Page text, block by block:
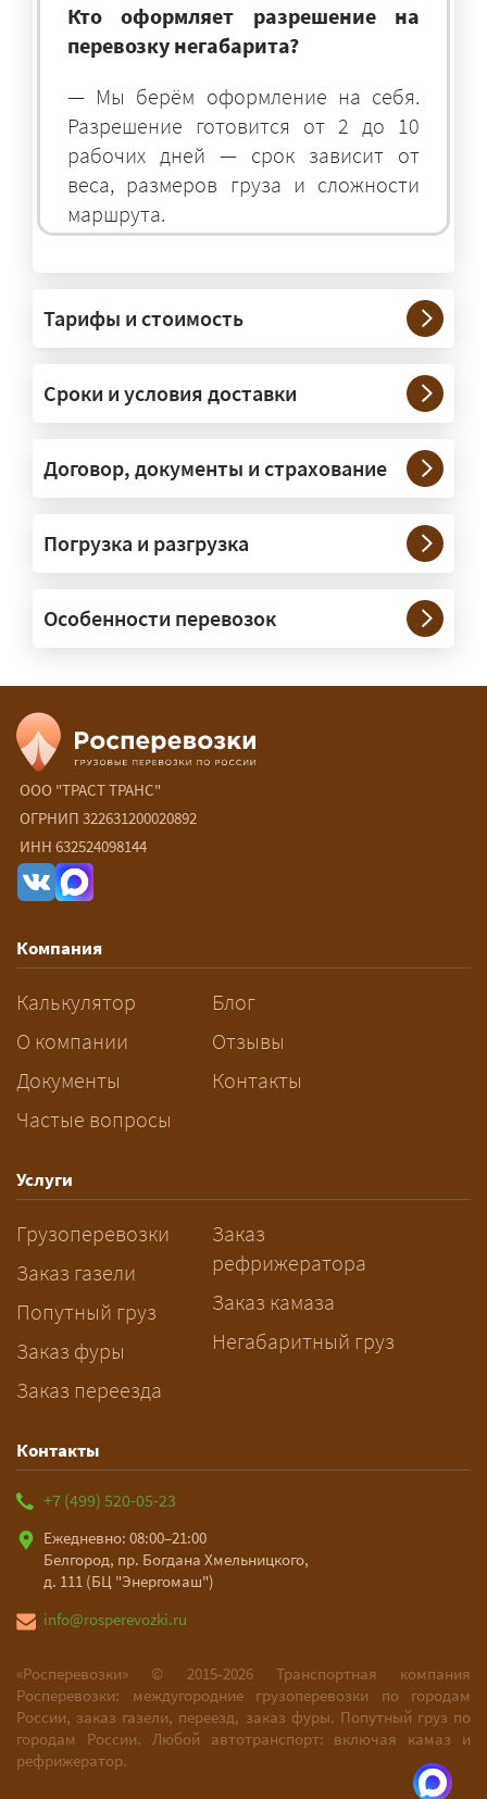
Кто оформляет разрешение на
перевозку негабарита?
— Мы берём оформление на себя.
Разрешение готовится от 2 до 10
рабочих дней — срок зависит от
веса, размеров груза и сложности
маршрута.
— На тралах и низкорамниках —
платформах, рассчитанных на
крупногабаритную технику и
конструкции. Транспорт подбираем
под конкретные размеры и вес груза.
сопровождение?
организуем. Потребность в машинах
прикрытия зависит от габаритов
груза и маршрута; это определяется
Сколько стоит перевозка
негабарита?
— От 60 ₽/км. Точная стоимость
рассчитывается индивидуально:
влияют габариты и вес груза,
разрешений и машин
сопровождения.
За сколько дней заказывать
перевозку негабарита?
— Заранее: только оформление
рабочих дней. Оставьте заявку
заблаговременно — логист
рассчитает маршрут и запустит
подготовку документов.
Тарифы и стоимость
Сроки и условия доставки
Договор, документы и страхование
Погрузка и разгрузка
Особенности перевозок
ООО "ТРАСТ ТРАНС"
ОГРНИП 322631200020892
ИНН 632524098144
Компания
Калькулятор
О компании
Документы
Частые вопросы
Блог
Отзывы
Контакты
Услуги
Грузоперевозки
Заказ газели
Попутный груз
Заказ фуры
Заказ переезда
Заказ
рефрижератора
Заказ камаза
Негабаритный груз
Контакты
+7 (499) 520-05-23
Ежедневно: 08:00–21:00
Белгород, пр. Богдана Хмельницкого,
д. 111 (БЦ "Энергомаш")
info@rosperevozki.ru
«Росперевозки» © 2015-2026
Транспортная компания
Росперевозки: междугородние грузоперевозки по городам
России, заказ газели, переезд, заказ фуры. Попутный груз по
городам России. Любой автотранспорт: включая камаз и
рефрижератор.